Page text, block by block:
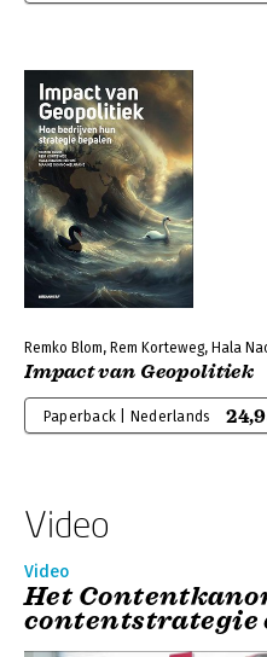
Remko Blom, Rem Korteweg, Hala
Impact van Geopolitiek
Paperback | Nederlands
Video
Video
Het
contentstrategie